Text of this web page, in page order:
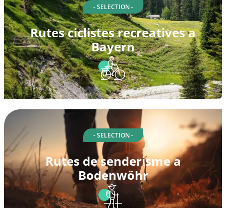
- SELECTION -
Rutes ciclistes recreatives a
Bayern
- SELECTION -
Rutes de senderisme a
Bodenwöhr